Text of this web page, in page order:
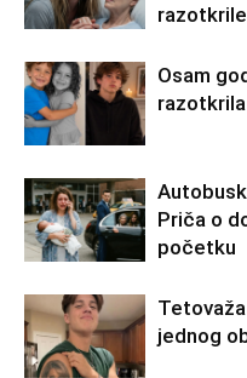
Osam
Priča o
početku
jednog